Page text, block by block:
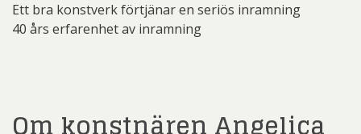
Ett bra konstverk förtjänar en seriös inramning
40 års erfarenhet av inramning